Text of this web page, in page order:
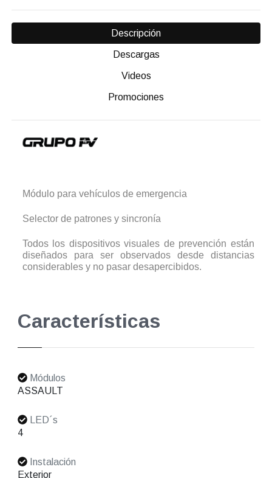
Descripción
Descargas
Videos
Promociones
Módulo para vehículos de emergencia
Selector de patrones y sincronía
Todos los dispositivos visuales de prevención están
diseñados para ser observados desde distancias
considerables y no pasar desapercibidos.
Características
Módulos
ASSAULT
LED´s
4
Instalación
Exterior